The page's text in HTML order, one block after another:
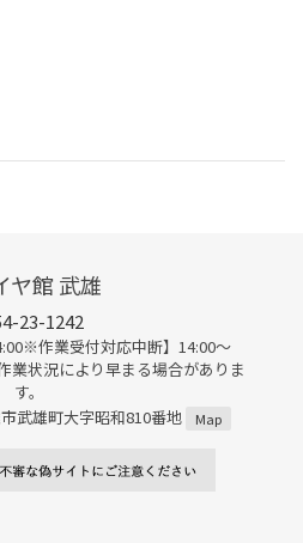
ヤ館 武雄
23-1242
作業受付対応中断】14:00～
業状況により早まる場合がありま
す。
武雄町大字昭和810番地
Map